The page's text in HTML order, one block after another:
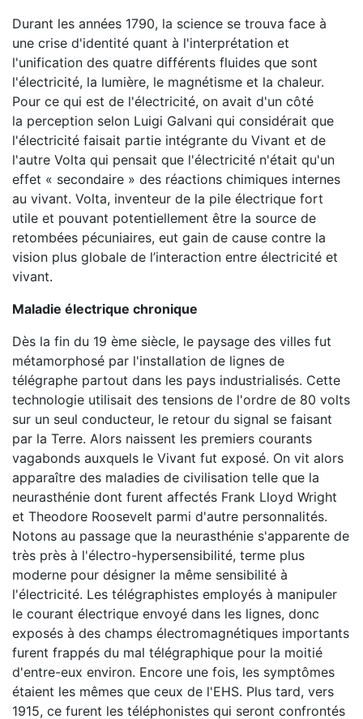
Durant les années 1790, la science se trouva face à
une crise d'identité quant à l'interprétation et
l'unification des quatre différents fluides que sont
l'électricité, la lumière, le magnétisme et la chaleur.
Pour ce qui est de l'électricité, on avait d'un côté
la perception selon Luigi Galvani qui considérait que
l'électricité faisait partie intégrante du Vivant et de
l'autre Volta qui pensait que l'électricité n'était qu'un
effet « secondaire » des réactions chimiques internes
au vivant. Volta, inventeur de la pile électrique fort
utile et pouvant potentiellement être la source de
retombées pécuniaires, eut gain de cause contre la
vision plus globale de l’interaction entre électricité et
vivant.
Maladie électrique chronique
Dès la fin du 19 ème siècle, le paysage des villes fut
métamorphosé par l'installation de lignes de
télégraphe partout dans les pays industrialisés. Cette
technologie utilisait des tensions de l'ordre de 80 volts
sur un seul conducteur, le retour du signal se faisant
par la Terre. Alors naissent les premiers courants
vagabonds auxquels le Vivant fut exposé. On vit alors
apparaître des maladies de civilisation telle que la
neurasthénie dont furent affectés Frank Lloyd Wright
et Theodore Roosevelt parmi d'autre personnalités.
Notons au passage que la neurasthénie s'apparente de
très près à l'électro-hypersensibilité, terme plus
moderne pour désigner la même sensibilité à
l'électricité. Les télégraphistes employés à manipuler
le courant électrique envoyé dans les lignes, donc
exposés à des champs électromagnétiques importants
furent frappés du mal télégraphique pour la moitié
d'entre-eux environ. Encore une fois, les symptômes
étaient les mêmes que ceux de l'EHS. Plus tard, vers
1915, ce furent les téléphonistes qui seront confrontés